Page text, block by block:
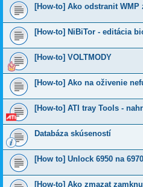
[How-to] Ako odstranit
[How-to] NiBiTor - editácia
[How-to] VOLTMODY
[How-to] Ako na oživenie
[How-to] ATI tray Tools -
Databáza skúseností
[How to] Unlock 6950 na 6970
[How-to] Ako zmazat